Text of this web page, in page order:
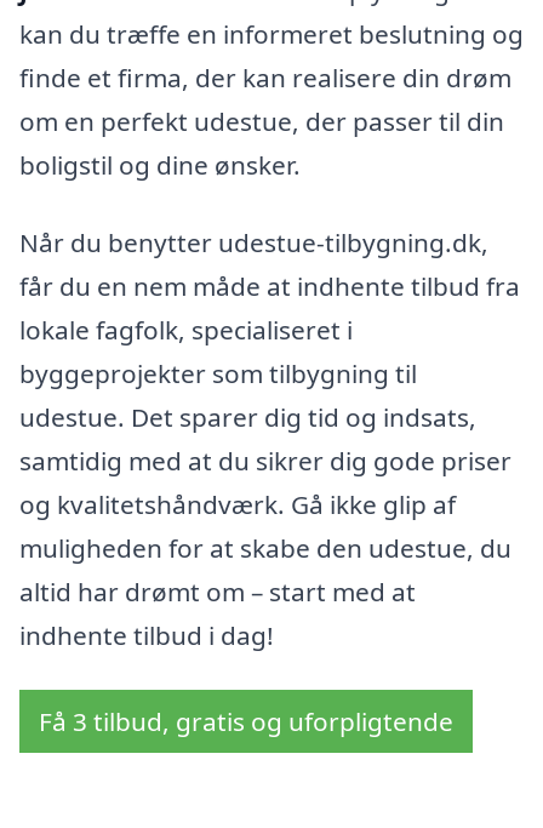
kan du træffe en informeret beslutning og
finde et firma, der kan realisere din drøm
om en perfekt udestue, der passer til din
boligstil og dine ønsker.
Når du benytter udestue-tilbygning.dk,
får du en nem måde at indhente tilbud fra
lokale fagfolk, specialiseret i
byggeprojekter som tilbygning til
udestue. Det sparer dig tid og indsats,
samtidig med at du sikrer dig gode priser
og kvalitetshåndværk. Gå ikke glip af
muligheden for at skabe den udestue, du
altid har drømt om – start med at
indhente tilbud i dag!
Få 3 tilbud, gratis og uforpligtende